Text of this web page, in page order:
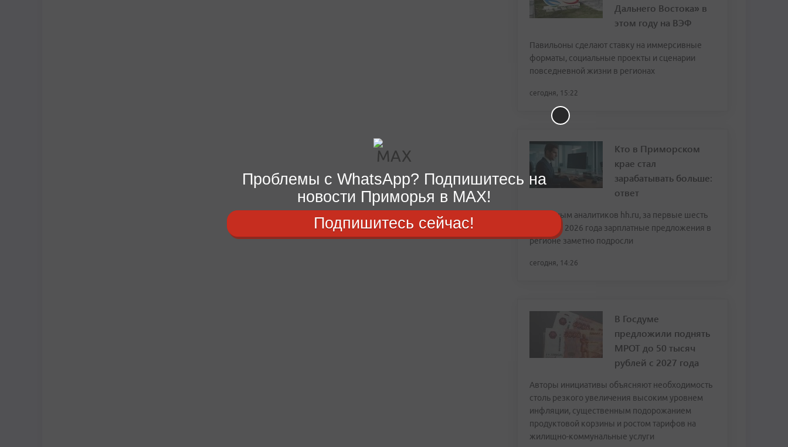
Дальнего Востока» в
этом году на ВЭФ
Павильоны сделают ставку на иммерсивные
форматы, социальные проекты и сценарии
повседневной жизни в регионах
сегодня, 15:22
Кто в Приморском
крае стал
зарабатывать больше:
ответ
По данным аналитиков hh.ru, за первые шесть
месяцев 2026 года зарплатные предложения в
регионе заметно подросли
сегодня, 14:26
В Госдуме
предложили поднять
МРОТ до 50 тысяч
рублей с 2027 года
Авторы инициативы объясняют необходимость
столь резкого увеличения высоким уровнем
инфляции, существенным подорожанием
продуктовой корзины и ростом тарифов на
жилищно-коммунальные услуги
Проблемы с WhatsApp? Подпишитесь на
новости Приморья в MAX!
Подпишитесь сейчас!